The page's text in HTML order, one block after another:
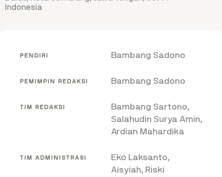
Indonesia
PENDIRI Bambang Sadono
PEMIMPIN REDAKSI Bambang Sadono
TIM REDAKSI
Bambang Sartono,
Salahudin Surya Amin,
Ardian Mahardika
TIM ADMINISTRASI
Eko Laksanto,
Aisyiah, Riski